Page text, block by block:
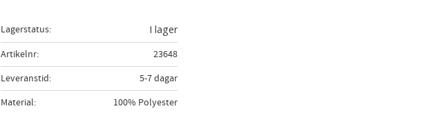
Lagerstatus
I lager
Artikelnr
23648
Leveranstid
5-7 dagar
Material
100% Polyester